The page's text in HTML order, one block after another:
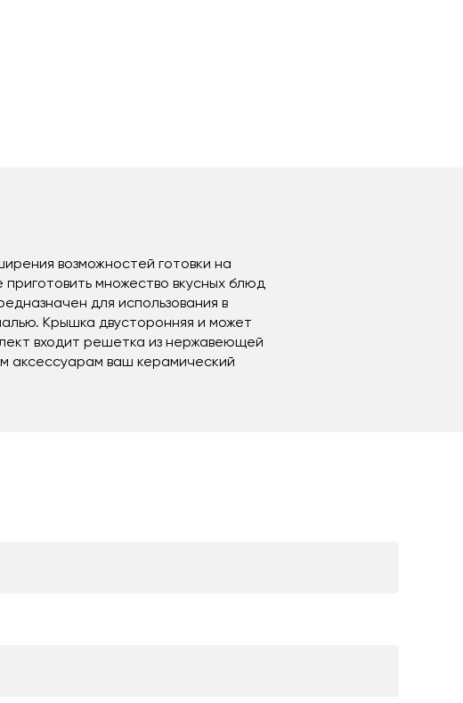
возможностей готовки на
множество вкусных блюд
для использования в
Крышка двусторонняя и может
входит решетка из нержавеющей
аксессуарам ваш керамический